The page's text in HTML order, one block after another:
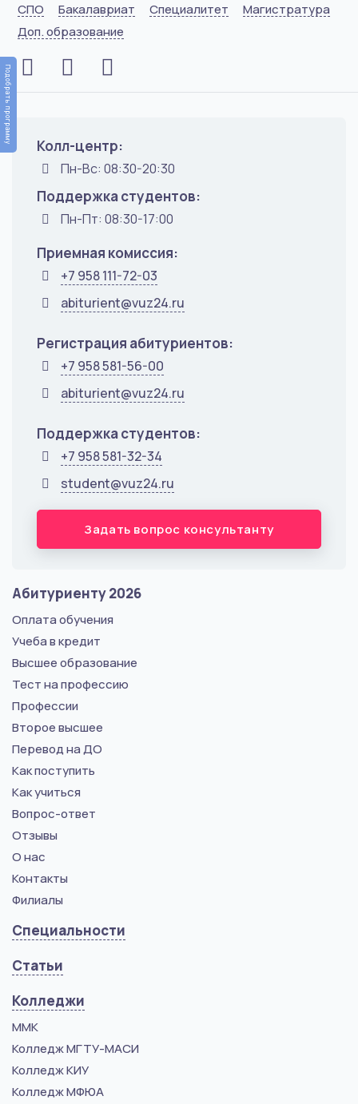
СПО Бакалавриат Специалитет
Магистратура
Доп. образование
Колл-центр:
Пн-Вс: 08:30-20:30
Поддержка студентов:
Пн-Пт: 08:30-17:00
Приемная комиссия:
+7 958 111-72-03
abiturient@vuz24.ru
Регистрация абитуриентов:
+7 958 581-56-00
abiturient@vuz24.ru
Поддержка студентов:
+7 958 581-32-34
student@vuz24.ru
Задать вопрос консультанту
Абитуриенту 2026
Оплата обучения
Учеба в кредит
Высшее образование
Тест на профессию
Профессии
Второе высшее
Перевод на ДО
Как поступить
Как учиться
Вопрос-ответ
Отзывы
О нас
Контакты
Филиалы
Специальности
Статьи
Колледжи
ММК
Колледж МГТУ-МАСИ
Колледж КИУ
Колледж МФЮА
Подобрать программу